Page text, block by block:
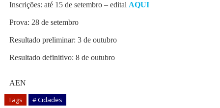
Inscrições: até 15 de setembro – edital AQUI
Prova: 28 de setembro
Resultado preliminar: 3 de outubro
Resultado definitivo: 8 de outubro
AEN
Tags # Cidades